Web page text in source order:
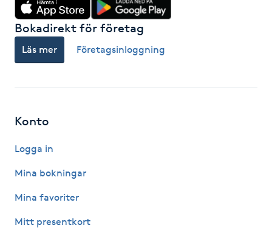
H
Hatha Yoga
Herrklippning
HIFU
Bokadirekt för företag
Läs mer Företagsinloggning
Konto
Logga in
Mina bokningar
Mina favoriter
Mitt presentkort